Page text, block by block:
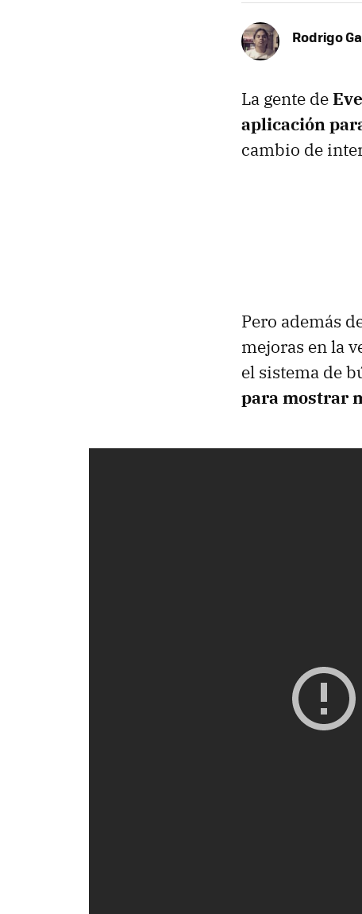
Rodrigo
La gente de
aplicación
cambio de
Pero además
mejoras en la
el sistema de
para mostrar